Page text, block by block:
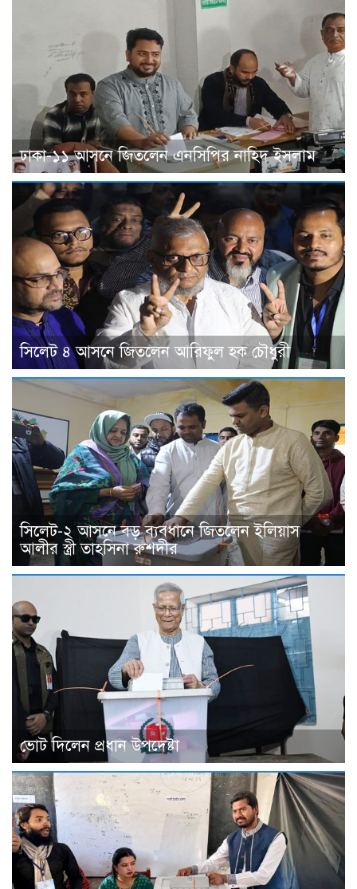
ঢাকা-১১ আসনে জিতলেন এনসিপির নাহিদ ইসলাম
সিলেট ৪ আসনে জিতলেন আরিফুল হক চৌধুরী
সিলেট-২ আসনে বড় ব্যবধানে জিতলেন ইলিয়াস
আলীর স্ত্রী তাহসিনা রুশদীর
ভোট দিলেন প্রধান উপদেষ্টা